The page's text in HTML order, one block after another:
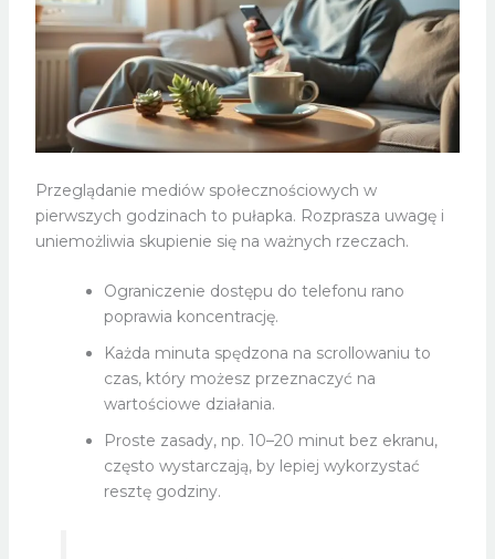
Przeglądanie mediów społecznościowych w
pierwszych godzinach to pułapka. Rozprasza uwagę i
uniemożliwia skupienie się na ważnych rzeczach.
Ograniczenie dostępu do telefonu rano
poprawia koncentrację.
Każda minuta spędzona na scrollowaniu to
czas, który możesz przeznaczyć na
wartościowe działania.
Proste zasady, np. 10–20 minut bez ekranu,
często wystarczają, by lepiej wykorzystać
resztę godziny.